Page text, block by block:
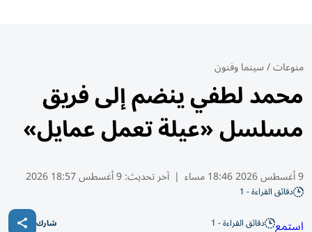
منوعات/سينما وفنون
محمد لطفي ينضم إلى فريق
مسلسل «عيلة تعمل عمايل»
9 أغسطس 2026 18:46 مساء | آخر تحديث:9 أغسطس 18:57 2026
دقائق القراءة - 1
استمع دقائق القراءة - 1 شارك